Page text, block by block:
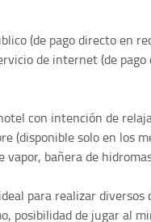
(de pago directo en
de internet (de
con intención de
(disponible solo en los
vapor, bañera de
para realizar
posibilidad de jugar al